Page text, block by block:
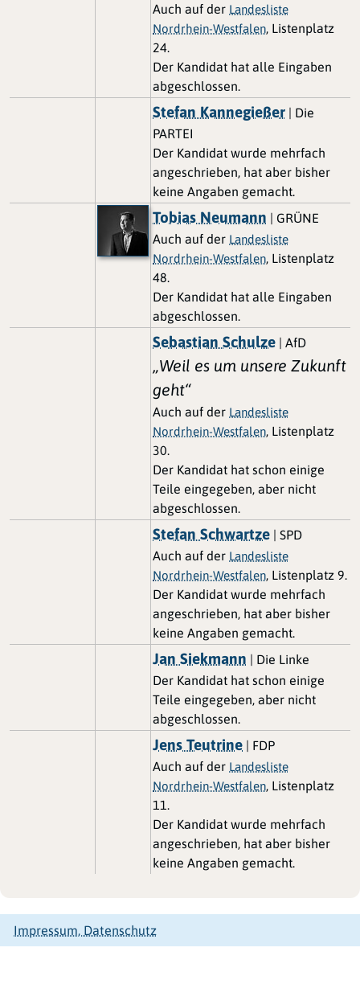
Auch auf der Landesliste
Nordrhein-Westfalen , Listenplatz
24.
Der Kandidat hat alle Eingaben
abgeschlossen.
Stefan Kannegießer | Die
PARTEI
Der Kandidat wurde mehrfach
angeschrieben, hat aber bisher
keine Angaben gemacht.
Tobias Neumann | GRÜNE
Auch auf der Landesliste
Nordrhein-Westfalen , Listenplatz
48.
Der Kandidat hat alle Eingaben
abgeschlossen.
Sebastian Schulze | AfD
„Weil es um unsere Zukunft
geht“
Auch auf der Landesliste
Nordrhein-Westfalen , Listenplatz
30.
Der Kandidat hat schon einige
Teile eingegeben, aber nicht
abgeschlossen.
Stefan Schwartze | SPD
Auch auf der Landesliste
Nordrhein-Westfalen , Listenplatz 9.
Der Kandidat wurde mehrfach
angeschrieben, hat aber bisher
keine Angaben gemacht.
Jan Siekmann | Die Linke
Der Kandidat hat schon einige
Teile eingegeben, aber nicht
abgeschlossen.
Jens Teutrine | FDP
Auch auf der Landesliste
Nordrhein-Westfalen , Listenplatz
11.
Der Kandidat wurde mehrfach
angeschrieben, hat aber bisher
keine Angaben gemacht.
Impressum, Datenschutz